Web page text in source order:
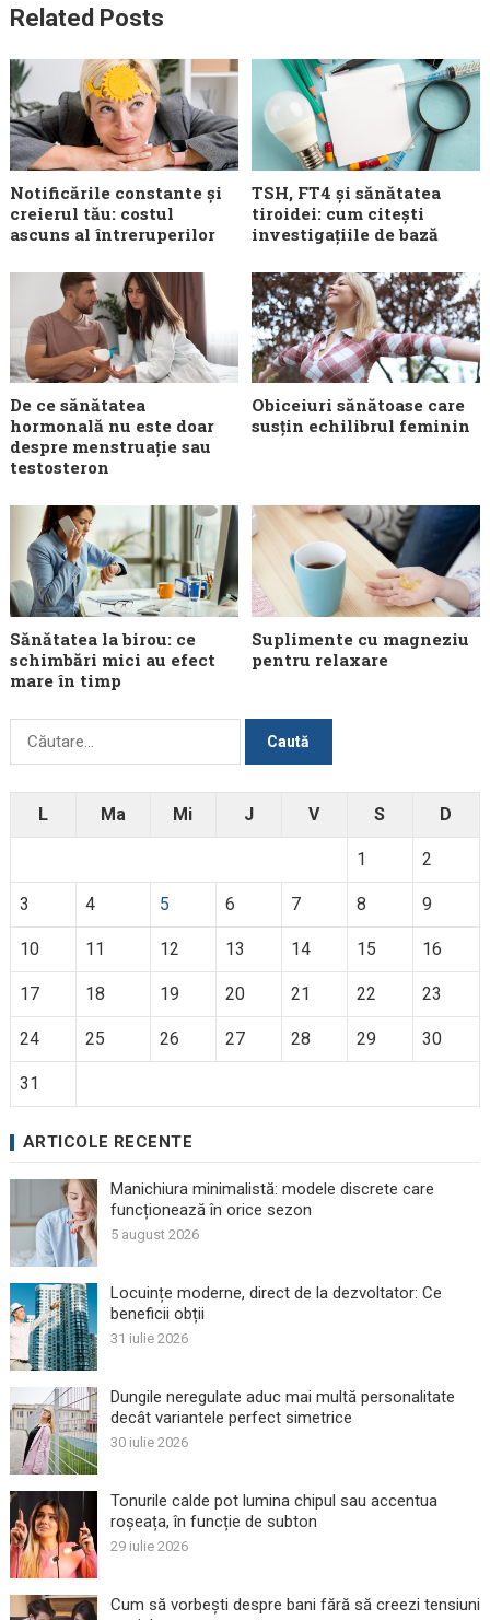
Related Posts
Notificările constante și
creierul tău: costul
ascuns al întreruperilor
TSH, FT4 și sănătatea
tiroidei: cum citești
investigațiile de bază
De ce sănătatea
hormonală nu este doar
despre menstruație sau
testosteron
Obiceiuri sănătoase care
susțin echilibrul feminin
Sănătatea la birou: ce
schimbări mici au efect
mare în timp
Suplimente cu magneziu
pentru relaxare
L Ma Mi J V S D
1 2
3 4 5 6 7 8 9
10 11 12 13 14 15 16
17 18 19 20 21 22 23
24 25 26 27 28 29 30
31
ARTICOLE RECENTE
Manichiura minimalistă: modele discrete care
funcționează în orice sezon
5 august 2026
Locuințe moderne, direct de la dezvoltator: Ce
beneficii obții
31 iulie 2026
Dungile neregulate aduc mai multă personalitate
decât variantele perfect simetrice
30 iulie 2026
Tonurile calde pot lumina chipul sau accentua
roșeața, în funcție de subton
29 iulie 2026
Cum să vorbești despre bani fără să creezi tensiuni